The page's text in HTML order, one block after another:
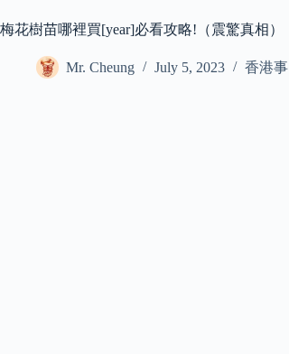
梅花樹苗哪裡買[year]必看攻略!（震驚真相）
Mr. Cheung July 5, 2023 香港事